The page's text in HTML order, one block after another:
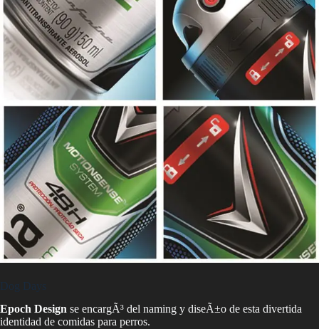
Dog Days
Epoch Design se encargÃ³ del naming y diseÃ±o de esta divertida
identidad de comidas para perros.